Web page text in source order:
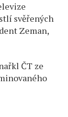
svěřených
Zeman,
ČT ze